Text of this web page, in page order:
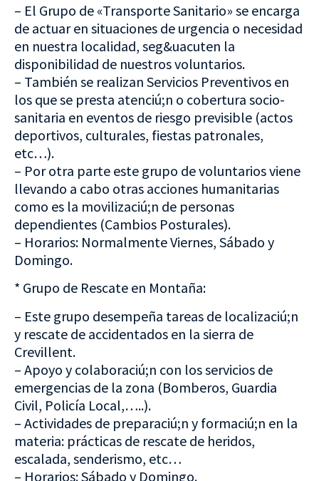
– El Grupo de «Transporte Sanitario» se encarga
de actuar en situaciones de urgencia o necesidad
en nuestra localidad, seg&uacuten la
disponibilidad de nuestros voluntarios.
– También se realizan Servicios Preventivos en
los que se presta atenciú;n o cobertura socio-
sanitaria en eventos de riesgo previsible (actos
deportivos, culturales, fiestas patronales,
etc…).
– Por otra parte este grupo de voluntarios viene
llevando a cabo otras acciones humanitarias
como es la movilizaciú;n de personas
dependientes (Cambios Posturales).
– Horarios: Normalmente Viernes, Sábado y
Domingo.
* Grupo de Rescate en Montaña:
– Este grupo desempeña tareas de localizaciú;n
y rescate de accidentados en la sierra de
Crevillent.
– Apoyo y colaboraciú;n con los servicios de
emergencias de la zona (Bomberos, Guardia
Civil, Policía Local,…..).
– Actividades de preparaciú;n y formaciú;n en la
materia: prácticas de rescate de heridos,
escalada, senderismo, etc…
– Horarios: Sábado y Domingo.